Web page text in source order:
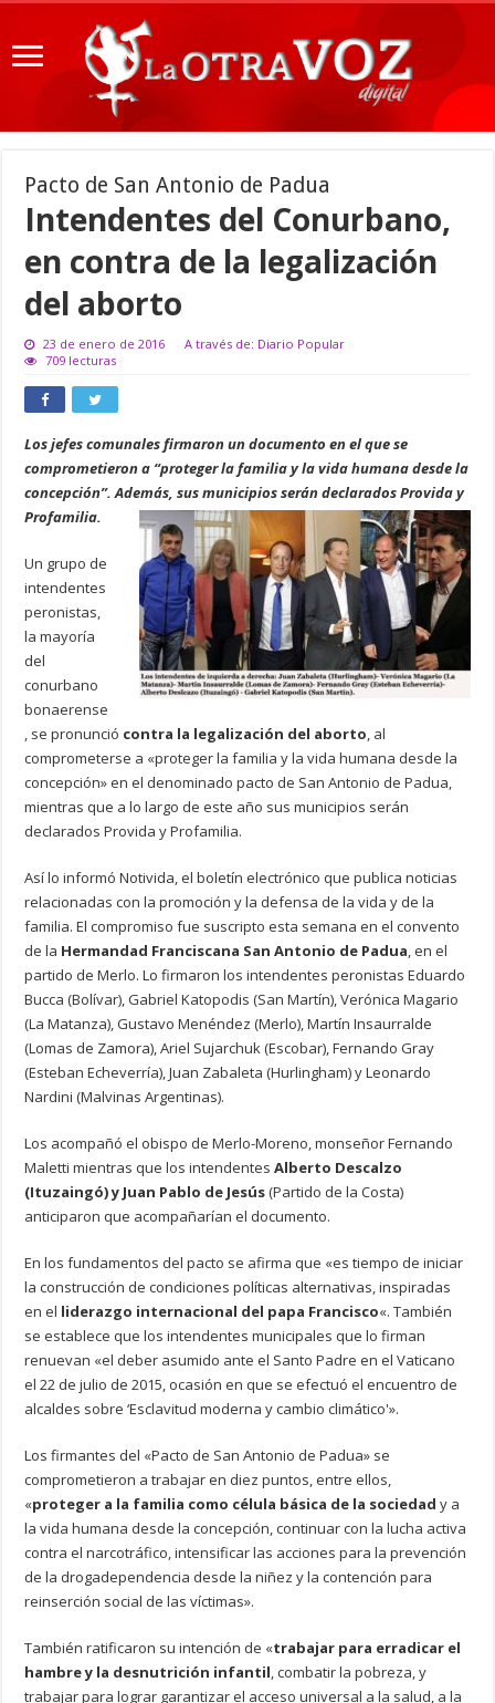
Pacto de San Antonio de Padua
Intendentes del Conurbano,
en contra de la legalización
del aborto
23 de enero de 2016
A través de: Diario Popular
709 lecturas
Los jefes comunales firmaron un documento en el que se
comprometieron a “proteger la familia y la vida humana desde la
concepción”. Además, sus municipios serán declarados Provida y
Profamilia.
Un grupo de
intendentes
peronistas,
la mayoría
del
conurbano
bonaerense
, se pronunció contra la legalización del aborto, al
comprometerse a «proteger la familia y la vida humana desde la
concepción» en el denominado pacto de San Antonio de Padua,
mientras que a lo largo de este año sus municipios serán
declarados Provida y Profamilia.
Así lo informó Notivida, el boletín electrónico que publica noticias
relacionadas con la promoción y la defensa de la vida y de la
familia. El compromiso fue suscripto esta semana en el convento
de la Hermandad Franciscana San Antonio de Padua, en el
partido de Merlo. Lo firmaron los intendentes peronistas Eduardo
Bucca (Bolívar), Gabriel Katopodis (San Martín), Verónica Magario
(La Matanza), Gustavo Menéndez (Merlo), Martín Insaurralde
(Lomas de Zamora), Ariel Sujarchuk (Escobar), Fernando Gray
(Esteban Echeverría), Juan Zabaleta (Hurlingham) y Leonardo
Nardini (Malvinas Argentinas).
Los acompañó el obispo de Merlo-Moreno, monseñor Fernando
Maletti mientras que los intendentesAlberto Descalzo
(Ituzaingó) y Juan Pablo de Jesús(Partido de la Costa)
anticiparon que acompañarían el documento.
En los fundamentos del pacto se afirma que «es tiempo de iniciar
la construcción de condiciones políticas alternativas, inspiradas
en el liderazgo internacional del papa Francisco«. También
se establece que los intendentes municipales que lo firman
renuevan «el deber asumido ante el Santo Padre en el Vaticano
el 22 de julio de 2015, ocasión en que se efectuó el encuentro de
alcaldes sobre ‘Esclavitud moderna y cambio climático'».
Los firmantes del «Pacto de San Antonio de Padua» se
comprometieron a trabajar en diez puntos, entre ellos,
«proteger a la familia como célula básica de la sociedad y a
la vida humana desde la concepción, continuar con la lucha activa
contra el narcotráfico, intensificar las acciones para la prevención
de la drogadependencia desde la niñez y la contención para
reinserción social de las víctimas».
También ratificaron su intención de «trabajar para erradicar el
hambre y la desnutrición infantil, combatir la pobreza, y
trabajar para lograr garantizar el acceso universal a la salud, a la